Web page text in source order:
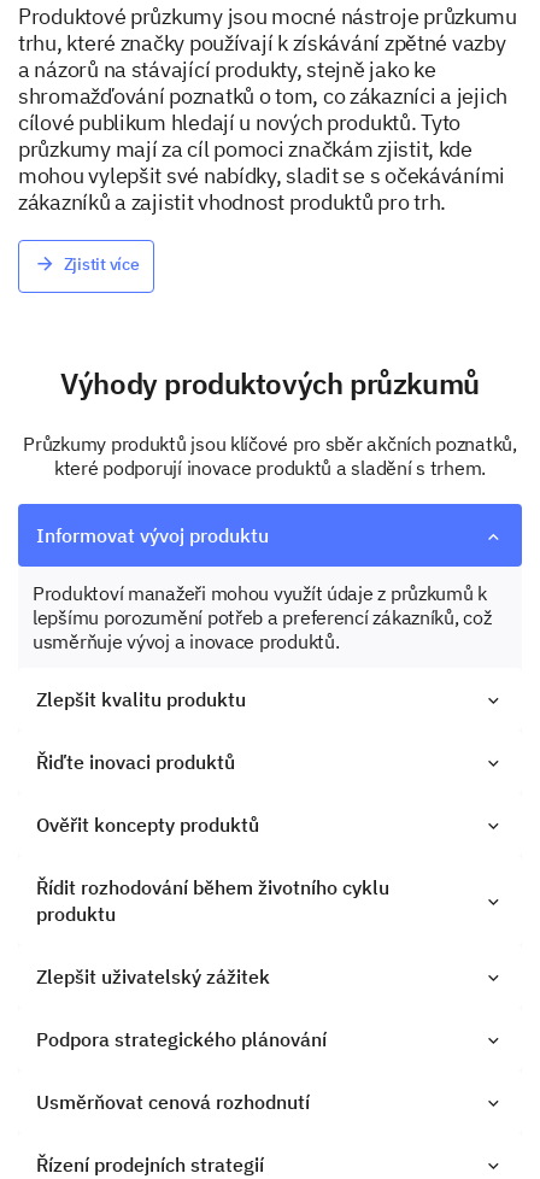
Produktové průzkumy jsou mocné nástroje průzkumu
trhu, které značky používají k získávání zpětné vazby
a názorů na stávající produkty, stejně jako ke
shromažďování poznatků o tom, co zákazníci a jejich
cílové publikum hledají u nových produktů. Tyto
průzkumy mají za cíl pomoci značkám zjistit, kde
mohou vylepšit své nabídky, sladit se s očekáváními
zákazníků a zajistit vhodnost produktů pro trh.
Zjistit více
Výhody produktových průzkumů
Průzkumy produktů jsou klíčové pro sběr akčních poznatků,
které podporují inovace produktů a sladění s trhem.
Informovat vývoj produktu
Produktoví manažeři mohou využít údaje z průzkumů k
lepšímu porozumění potřeb a preferencí zákazníků, což
usměrňuje vývoj a inovace produktů.
Zlepšit kvalitu produktu
Řiďte inovaci produktů
Ověřit koncepty produktů
Řídit rozhodování během životního cyklu
produktu
Zlepšit uživatelský zážitek
Podpora strategického plánování
Usměrňovat cenová rozhodnutí
Řízení prodejních strategií